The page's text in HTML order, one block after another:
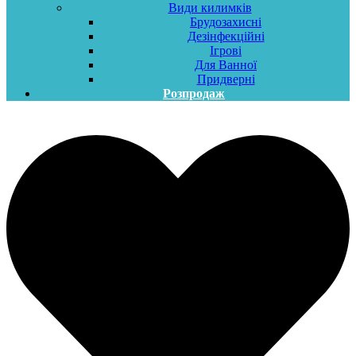
Види килимків
Брудозахисні
Дезінфекційні
Ігрові
Для Ванної
Придверні
Розпродаж